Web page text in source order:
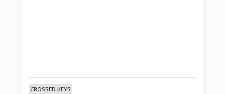
CROSSED KEYS